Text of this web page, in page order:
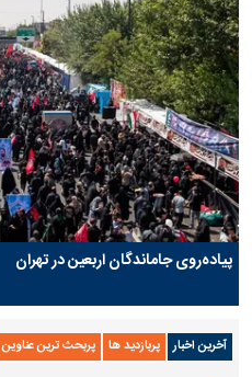
پیاده‌روی جاماندگان اربعین در تهران
آخرین اخبار پربازدید ها پربحث ترین عناوین